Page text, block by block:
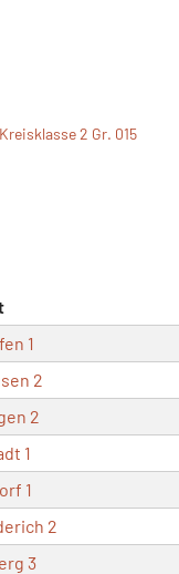
2 Gr. 015
1
2
2
1
1
2
3